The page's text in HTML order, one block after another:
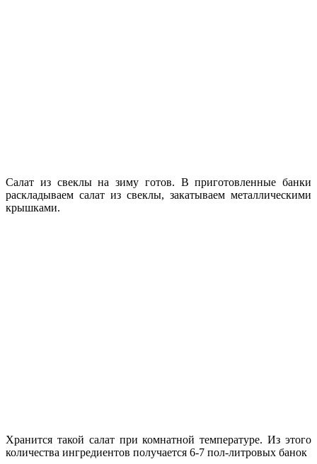
Салат из свеклы на зиму готов. В приготовленные банки
раскладываем салат из свеклы, закатываем металлическими
крышками.
Хранится такой салат при комнатной температуре. Из этого
количества ингредиентов получается 6-7 пол-литровых банок